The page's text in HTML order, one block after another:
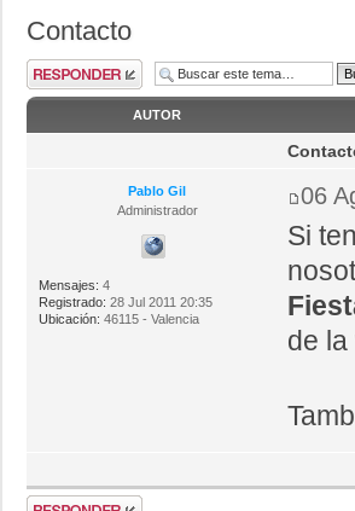
Contacto
AUTOR
Pablo Gil
Administrador
Mensajes: 4
Registrado: 28 Jul 2011 20:35
Ubicación: 46115 - Valencia
06
Si
de la